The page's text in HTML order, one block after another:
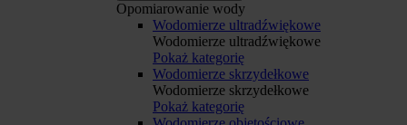
Opomiarowanie wody
Wodomierze ultradźwiękowe
Wodomierze ultradźwiękowe
Pokaż kategorię
Wodomierze skrzydełkowe
Wodomierze skrzydełkowe
Pokaż kategorię